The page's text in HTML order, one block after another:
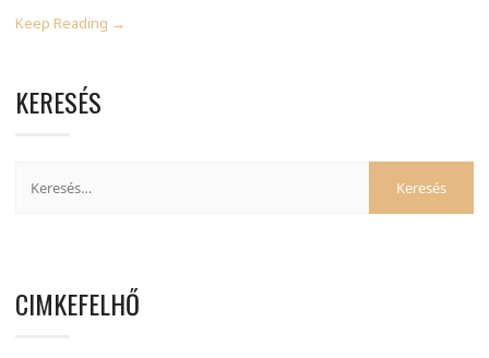
Keep Reading →
KERESÉS
CIMKEFELHŐ